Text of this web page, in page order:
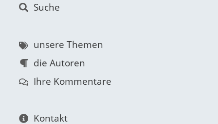
Suche
unsere Themen
die Autoren
Ihre Kommentare
Kontakt